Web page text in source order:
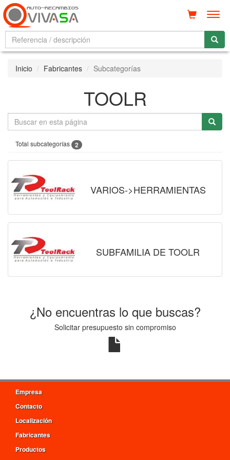
Inicio Fabricantes Subcategorías
TOOLR
Total subcategorías 2
VARIOS->HERRAMIENTAS
SUBFAMILIA DE TOOLR
¿No encuentras lo que buscas?
Solicitar presupuesto sin compromiso
Empresa
Contacto
Localización
Fabricantes
Productos